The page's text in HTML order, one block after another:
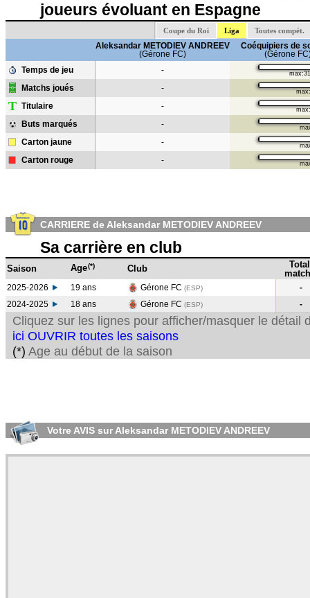
joueurs évoluant en Espagne
Coupe du Roi Liga Toutes compét.
Aleksandar METODIEV ANDREEV
(Gérone FC)
Coéquipiers de
(Gérone
Temps de jeu
-
Matchs joués -
T Titulaire -
Buts marqués -
Carton jaune -
Carton rouge -
CARRIERE de Aleksandar METODIEV ANDREEV
Sa carrière en club
Saison Age(*) Club
Total
2025-2026 19 ans Gérone FC (ESP)
-
2024-2025
18 ans Gérone FC (ESP) -
Cliquez sur les lignes pour afficher/masquer le détail
ici OUVRIR toutes les saisons
(*) Age au début de la saison
Votre AVIS sur Aleksandar METODIEV ANDREEV